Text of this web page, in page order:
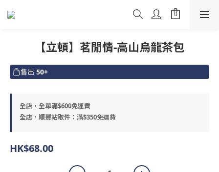
【立頓】茗閒情-高山烏龍茶包
售出 50+
全店，全單滿$600免運費
全店，順豐站取件：滿$350免運費
HK$68.00